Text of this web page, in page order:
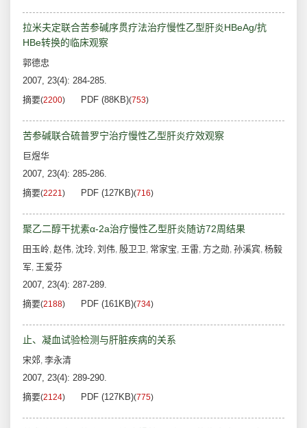
拉米夫定联合苦参碱序贯疗法治疗慢性乙型肝炎HBeAg/抗
HBe转换的临床观察
郭德忠
2007, 23(4): 284-285.
摘要(2200) PDF (88KB)(753)
苦参碱联合硫普罗宁治疗慢性乙型肝炎疗效观察
巨煜华
2007, 23(4): 285-286.
摘要(2221) PDF (127KB)(716)
聚乙二醇干扰素α-2a治疗慢性乙型肝炎随访72周结果
田玉岭, 赵伟, 沈玲, 刘伟, 殷卫卫, 常家宝, 王雷, 方之勋, 孙溪宾, 杨毅
军, 王爱芬
2007, 23(4): 287-289.
摘要(2188) PDF (161KB)(734)
止、凝血试验检测与肝脏疾病的关系
宋郊, 李永清
2007, 23(4): 289-290.
摘要(2124) PDF (127KB)(775)